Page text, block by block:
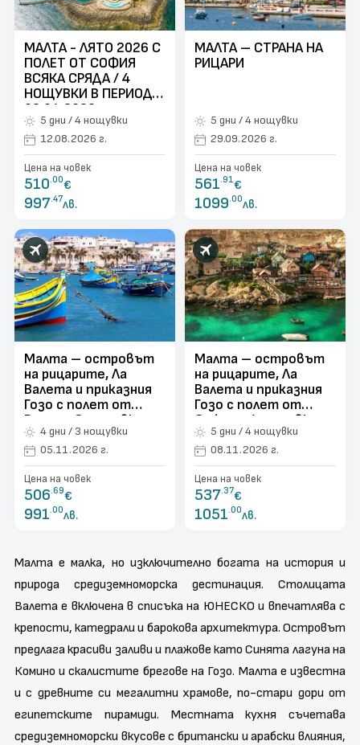
поверителност
Контакти
МАЛТА - ЛЯТО 2026 С
ПОЛЕТ ОТ СОФИЯ
ВСЯКА СРЯДА / 4
НОЩУВКИ В ПЕРИОД:
08.04.2026 -
14.10.20265 дни / 4 нощувки
12.08.2026 г.
Цена на човек
510 .00€
997.47лв.
МАЛТА – СТРАНА НА
РИЦАРИ
5 дни / 4 нощувки
29.09.2026 г.
Цена на човек
561 .91 €
1099 .00лв.
Малта – островът
на рицарите, Ла
Валета и приказния
Гозо с полет от
Варна с 3 нощувки
4 дни / 3 нощувки
05.11.2026 г.
Цена на човек
506.69€
991.00лв.
Малта – островът
на рицарите, Ла
Валета и приказния
Гозо с полет от
София с 4 нощувки
5 дни / 4 нощувки
08.11.2026 г.
Цена на човек
537.37€
1051.00лв.
Малта е малка, но изключително богата на история и
природа средиземноморска дестинация. Столицата
Валета е включена в списъка на ЮНЕСКО и впечатлява с
крепости, катедрали и барокова архитектура. Островът
предлага красиви заливи и плажове като Синята лагуна на
Комино и скалистите брегове на Гозо. Малта е известна
и с древните си мегалитни храмове, по-стари дори от
египетските пирамиди. Местната кухня съчетава
средиземноморски вкусове с британски и арабски влияния,